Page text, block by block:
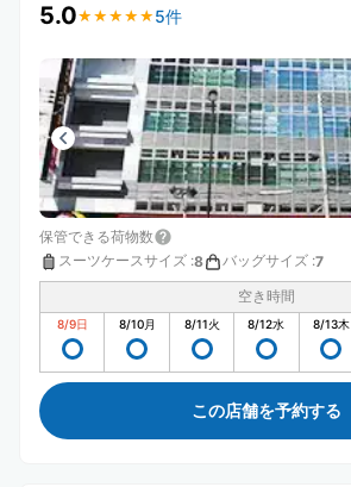
5.0★ ★ ★ ★ ★
★ ★ ★ ★ ★ 5件
保管できる荷物数
スーツケースサイズ :8 バッグサイズ :7
空き時間
8/9日 8/10月 8/11火 8/12水 8/13木
この店舗を予約する